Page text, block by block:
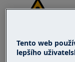
VAROVÁNÍ!
Tento web
lepšího